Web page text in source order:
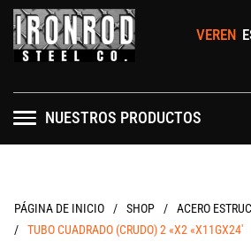
contenido
NUESTROS PRODUCTOS
PÁGINA DE INICIO / / ACERO
/
TUBO CUADRADO (CRUDO) 2 «X2 «X11GX24′